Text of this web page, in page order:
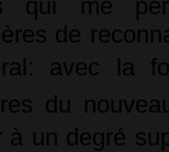
qui me
de
avec la
du
un degré